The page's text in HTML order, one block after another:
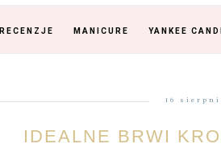
RECENZJE MANICURE YANKEE
16
IDEALNE BRWI